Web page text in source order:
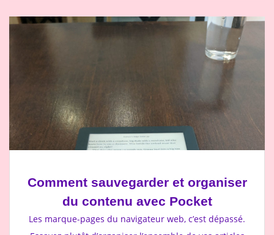
Comment sauvegarder et organiser
du contenu avec Pocket
Les marque-pages du navigateur web, c’est dépassé.